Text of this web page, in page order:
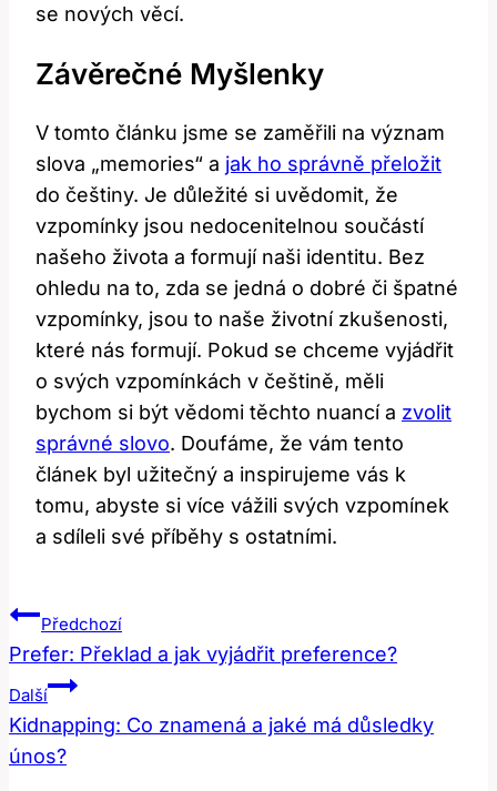
se nových věcí.
Závěrečné Myšlenky
V tomto článku jsme se zaměřili na význam
slova „memories“ a jak ho správně přeložit
do češtiny. Je důležité si uvědomit, že
vzpomínky jsou nedocenitelnou součástí
našeho života a formují naši identitu. Bez
ohledu na to, zda se jedná o dobré či špatné
vzpomínky, jsou to naše životní zkušenosti,
které nás formují. Pokud se chceme vyjádřit
o svých vzpomínkách v češtině, měli
bychom si být vědomi těchto nuancí a zvolit
správné slovo. Doufáme, že vám tento
článek byl užitečný a inspirujeme vás k
tomu, abyste si více vážili svých vzpomínek
a sdíleli své příběhy s ostatními.
Navigace
Pro
Příspěvek
Předchozí
Prefer: Překlad a jak vyjádřit preference?
Další
Kidnapping: Co znamená a jaké má důsledky
únos?